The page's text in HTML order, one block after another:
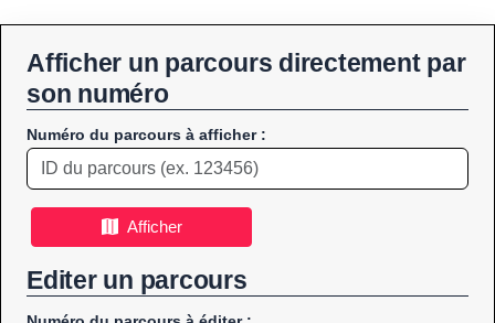
Afficher un parcours directement par
son numéro
Numéro du parcours à afficher :
Afficher
Editer un parcours